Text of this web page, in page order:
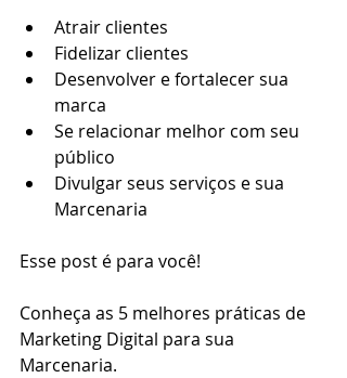
Atrair clientes
Fidelizar clientes
Desenvolver e fortalecer sua
marca
Se relacionar melhor com seu
público
Divulgar seus serviços e sua
Marcenaria
Esse post é para você!
Conheça as 5 melhores práticas de
Marketing Digital para sua
Marcenaria.